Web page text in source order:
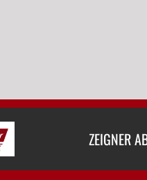
ZEIGNER